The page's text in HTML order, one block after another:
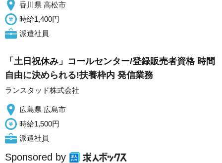
香川県 高松市
時給1,400円
派遣社員
「土日祝休み」コールセンター/登録販売者資格 時間
自由に決められる!扶養枠内 発信業務
ランスタッド株式会社
広島県 広島市
時給1,500円
派遣社員
Sponsored by